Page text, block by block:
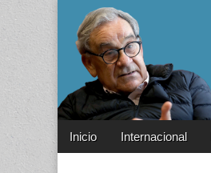
Main
Skip
Inicio Internacional